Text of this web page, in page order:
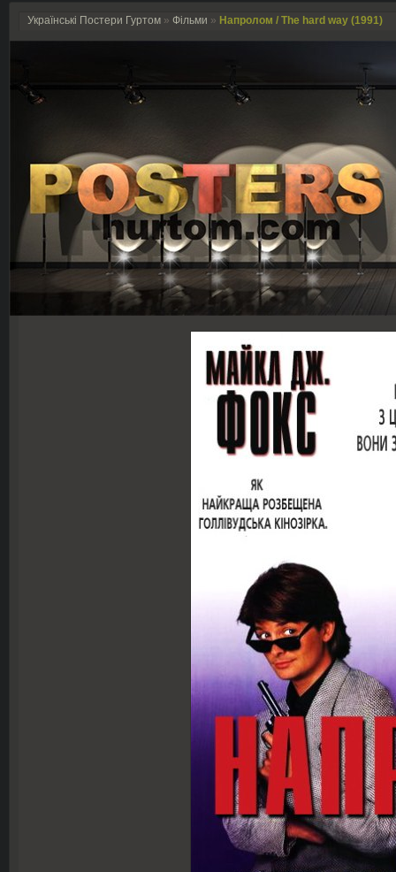
Українські Постери Гуртом » Фільми » Напролом / The hard way (1991)